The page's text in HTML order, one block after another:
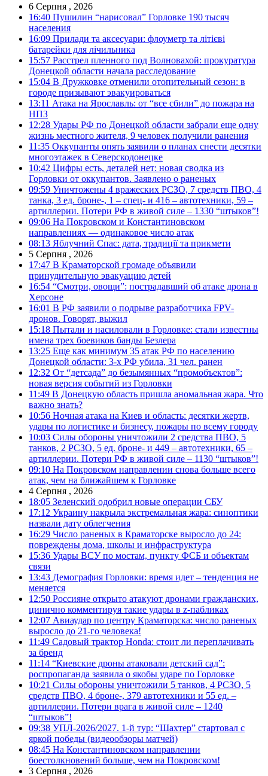
6 Серпня , 2026
16:40 Пушилин “нарисовал” Горловке 190 тысяч
населения
16:09 Прилади та аксесуари: флоуметр та літієві
батарейки для лічильника
15:57 Расстрел пленного под Волновахой: прокуратура
Донецкой области начала расследование
15:04 В Дружковке отменили отопительный сезон: в
городе призывают эвакуироваться
13:11 Атака на Ярославль: от “все сбили” до пожара на
НПЗ
12:28 Удары РФ по Донецкой области забрали еще одну
жизнь местного жителя, 9 человек получили ранения
11:35 Оккупанты опять заявили о планах снести десятки
многоэтажек в Северскодонецке
10:42 Цифры есть, деталей нет: новая сводка из
Горловки от оккупантов. Заявлено о раненых
09:59 Уничтожены 4 вражеских РСЗО, 7 средств ПВО, 4
танка, 3 ед. броне-, 1 – спец- и 416 – автотехники, 59 –
артиллерии. Потери РФ в живой силе – 1330 “штыков”!
09:06 На Покровском и Константиновском
направлениях — одинаковое число атак
08:13 Яблучний Спас: дата, традиції та прикмети
5 Серпня , 2026
17:47 В Краматорской громаде объявили
принудительную эвакуацию детей
16:54 “Смотри, овощи”: пострадавший об атаке дрона в
Херсоне
16:01 В РФ заявили о подрыве разработчика FPV-
дронов. Говорят, выжил
15:18 Пытали и насиловали в Горловке: стали известны
имена трех боевиков банды Безлера
13:25 Еще как минимум 35 атак РФ по населению
Донецкой области: 3-х РФ убила, 31 чел. ранен
12:32 От “детсада” до безымянных “промобъектов”:
новая версия событий из Горловки
11:49 В Донецкую область пришла аномальная жара. Что
важно знать?
10:56 Ночная атака на Киев и область: десятки жертв,
удары по логистике и бизнесу, пожары по всему городу
10:03 Силы обороны уничтожили 2 средства ПВО, 5
танков, 2 РСЗО, 5 ед. броне- и 449 – автотехники, 65 –
артиллерии. Потери РФ в живой силе – 1130 “штыков”!
09:10 На Покровском направлении снова больше всего
атак, чем на ближайшем к Горловке
4 Серпня , 2026
18:05 Зеленский одобрил новые операции СБУ
17:12 Украину накрыла экстремальная жара: синоптики
назвали дату облегчения
16:29 Число раненых в Краматорске выросло до 24:
повреждены дома, школы и инфраструктура
15:36 Удары ВСУ по мостам, пункту ФСБ и объектам
связи
13:43 Демография Горловки: время идет – тенденция не
меняется
12:50 Россияне открыто атакуют дронами гражданских,
цинично комментируя такие удары в z-пабликах
12:07 Авиаудар по центру Краматорска: число раненых
выросло до 21-го человека!
11:49 Садовый трактор Honda: стоит ли переплачивать
за бренд
11:14 “Киевские дроны атаковали детский сад”:
роспропаганда заявила о якобы ударе по Горловке
10:21 Силы обороны уничтожили 5 танков, 4 РСЗО, 5
средств ПВО, 4 броне-, 379 автотехники и 55 ед. –
артиллерии. Потери врага в живой силе – 1240
“штыков”!
09:38 УПЛ-2026/2027. 1-й тур: “Шахтер” стартовал с
яркой победы (видеообзоры матчей)
08:45 На Константиновском направлении
боестолкновений больше, чем на Покровском!
3 Серпня , 2026